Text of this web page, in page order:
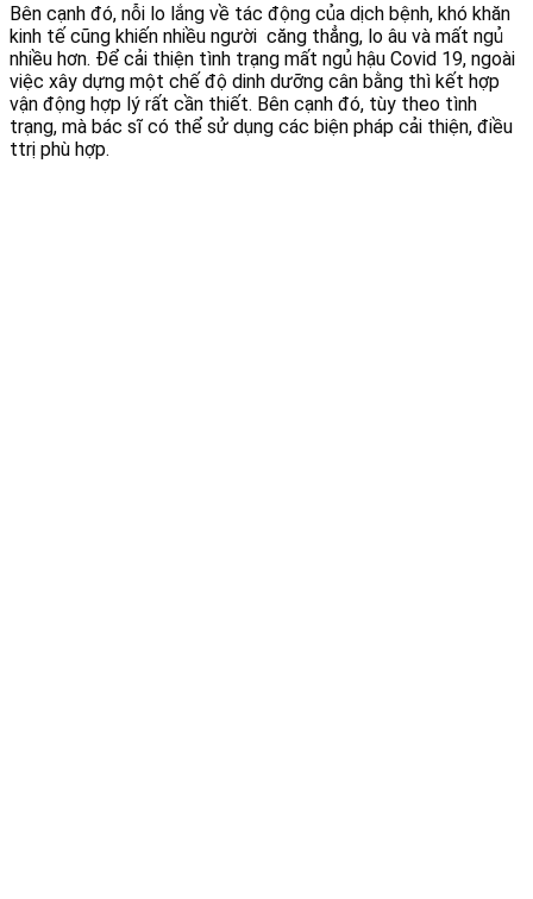
Bên cạnh đó, nỗi lo lắng về tác động của dịch bệnh, khó khăn
kinh tế cũng khiến nhiều người căng thẳng, lo âu và mất ngủ
nhiều hơn. Để cải thiện tình trạng mất ngủ hậu Covid 19, ngoài
việc xây dựng một chế độ dinh dưỡng cân bằng thì kết hợp
vận động hợp lý rất cần thiết. Bên cạnh đó, tùy theo tình
trạng, mà bác sĩ có thể sử dụng các biện pháp cải thiện, điều
ttrị phù hợp.